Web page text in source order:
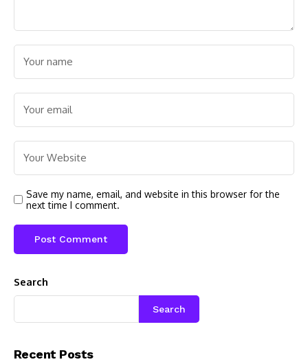
Save my name, email, and website in this browser for the
next time I comment.
Search
Search
Recent Posts